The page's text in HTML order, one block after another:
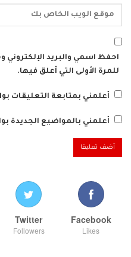
احفظ اسمي والبريد
للمرة الأولى التي أعلق فيها.
أعلمني بمتابعة التعليقات
أعلمني بالمواضيع الجديدة
Facebook
Likes
Twitter
Followers